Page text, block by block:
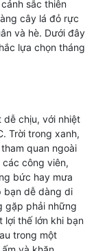
sắc thiên
cây lá đỏ rực
và hè. Dưới đây
lựa chọn tháng
dễ chịu, với nhiệt
Trời trong xanh,
quan ngoài
công viên,
bức hay mưa
bạn dễ dàng di
gặp phải những
lợi thế lớn khi bạn
trong một